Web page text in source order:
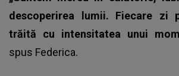
descoperirea lumii. Fiecare zi
trăită cu intensitatea unui
spus Federica.